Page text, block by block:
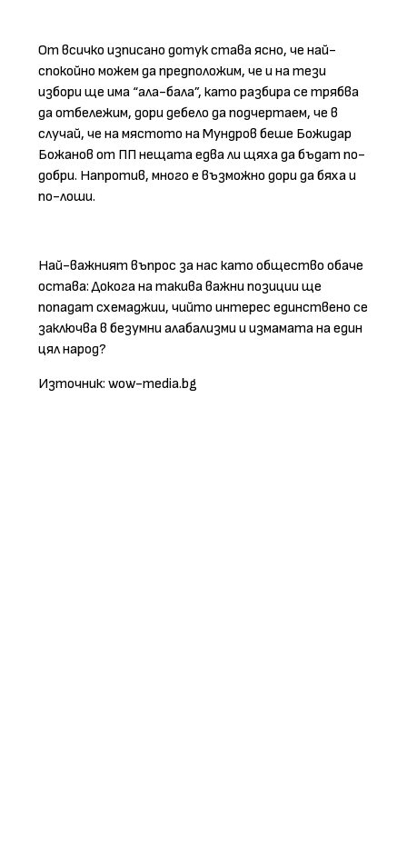
От всичко изписано дотук става ясно, че най-
спокойно можем да предположим, че и на тези
избори ще има “ала-бала”, като разбира се трябва
да отбележим, дори дебело да подчертаем, че в
случай, че на мястото на Мундров беше Божидар
Божанов от ПП нещата едва ли щяха да бъдат по-
добри. Напротив, много е възможно дори да бяха и
по-лоши.
Най-важният въпрос за нас като общество обаче
остава: Докога на такива важни позиции ще
попадат схемаджии, чийто интерес единствено се
заключва в безумни алабализми и измамата на един
цял народ?
Източник: wow-media.bg